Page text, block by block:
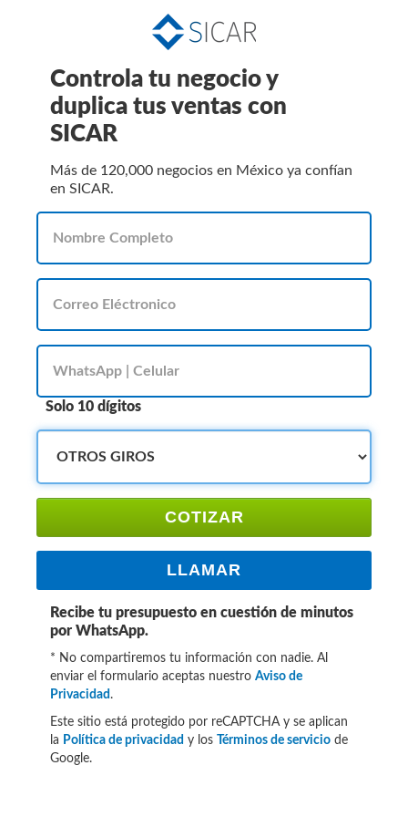
Controla tu negocio y
duplica tus ventas con
SICAR
Más de 120,000 negocios en México ya confían
en SICAR.
Solo 10 dígitos
COTIZAR
LLAMAR
Recibe tu presupuesto en cuestión de minutos
por WhatsApp.
* No compartiremos tu información con nadie. Al
enviar el formulario aceptas nuestro Aviso de
Privacidad .
Este sitio está protegido por reCAPTCHA y se aplican
la Política de privacidad y los Términos de servicio de
Google.